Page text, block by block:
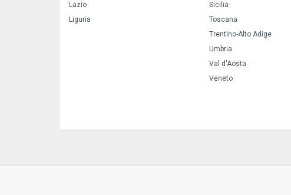
Lazio
Liguria
Sicilia
Toscana
Trentino-Alto Adige
Umbria
Val d'Aosta
Veneto